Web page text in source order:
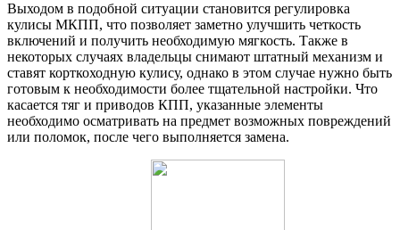
Выходом в подобной ситуации становится регулировка
кулисы МКПП, что позволяет заметно улучшить четкость
включений и получить необходимую мягкость. Также в
некоторых случаях владельцы снимают штатный механизм и
ставят корткоходную кулису, однако в этом случае нужно быть
готовым к необходимости более тщательной настройки. Что
касается тяг и приводов КПП, указанные элементы
необходимо осматривать на предмет возможных повреждений
или поломок, после чего выполняется замена.